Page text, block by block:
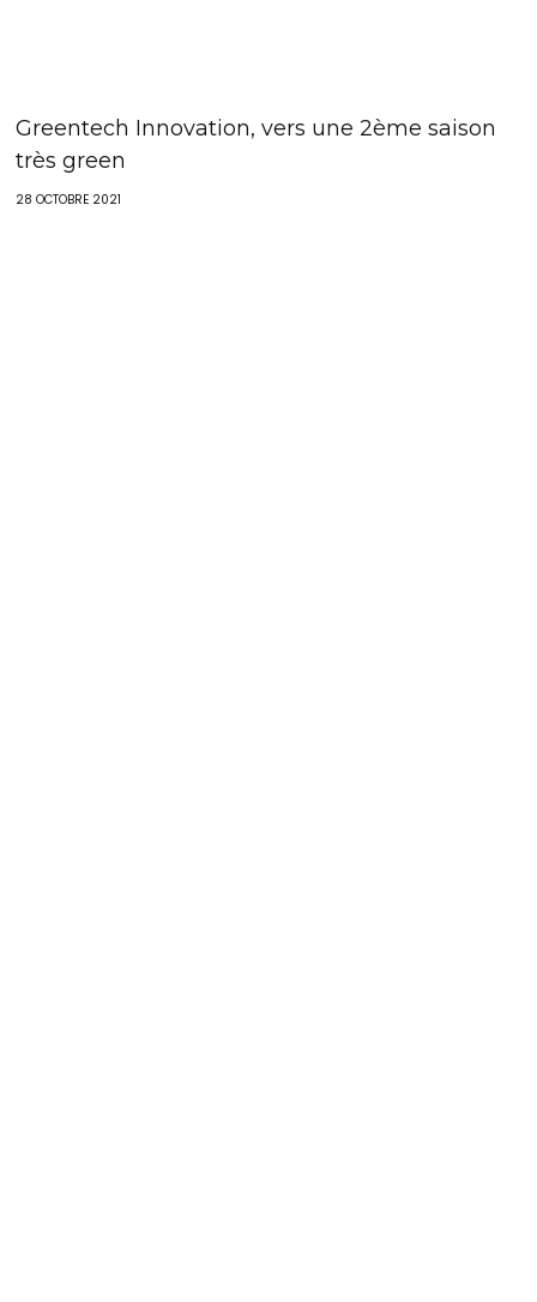
Greentech Innovation, vers une 2ème saison
très green
28 OCTOBRE 2021